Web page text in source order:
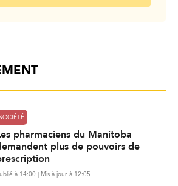
pharmaciens du Manitoba
plus de pouvoirs de
à 14:00 | Mis à jour à 12:05